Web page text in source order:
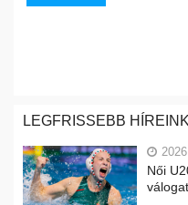
LEGFRISSEBB HÍREINK
Női